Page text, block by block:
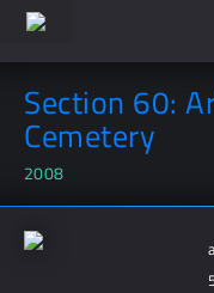
Section 60:
Cemetery
2008